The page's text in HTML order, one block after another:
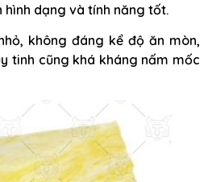
dạng và tính năng tốt.
không đáng kể độ ăn mòn,
tinh cũng khá kháng nấm mốc